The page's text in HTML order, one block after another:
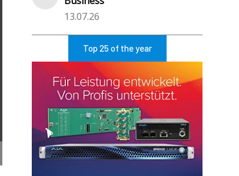
13.07.26
Top 25 of the year